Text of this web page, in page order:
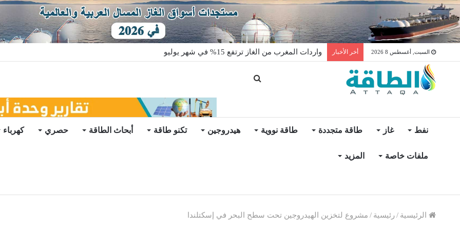
السبت, أغسطس 8 2026 أخر الأخبار واردات المغرب من الغاز ترتفع 15% في شهر يوليو
نفط غاز طاقة متجددة طاقة نووية هيدروجين تكنو طاقة أبحاث الطاقة حصري كهرباء
ملفات خاصة المزيد
الرئيسية /رئيسية / مشروع لتخزين الهيدروجين تحت سطح البحر في إسكتلندا